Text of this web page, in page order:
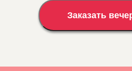
Заказать